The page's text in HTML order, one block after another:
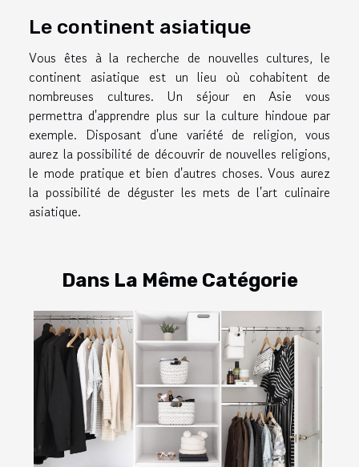
Le continent asiatique
Vous êtes à la recherche de nouvelles cultures, le
continent asiatique est un lieu où cohabitent de
nombreuses cultures. Un séjour en Asie vous
permettra d'apprendre plus sur la culture hindoue par
exemple. Disposant d'une variété de religion, vous
aurez la possibilité de découvrir de nouvelles religions,
le mode pratique et bien d'autres choses. Vous aurez
la possibilité de déguster les mets de l'art culinaire
asiatique.
Dans La Même Catégorie